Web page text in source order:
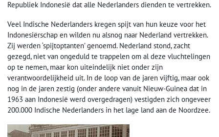
Republiek Indonesië dat alle Nederlanders dienden te vertrekken.
Veel Indische Nederlanders kregen spijt van hun keuze voor het
Indonesiërschap en wilden nu alsnog naar Nederland vertrekken.
Zij werden ‘spijtoptanten’ genoemd. Nederland stond, zacht
gezegd, niet van ongeduld te trappelen om al deze vluchtelingen
op te nemen, maar kon uiteindelijk niet onder zijn
verantwoordelijkheid uit. In de loop van de jaren vijftig, maar ook
nog in de jaren zestig (onder andere vanuit Nieuw-Guinea dat in
1963 aan Indonesië werd overgedragen) vestigden zich ongeveer
200.000 Indische Nederlanders in het lage land aan de Noordzee.